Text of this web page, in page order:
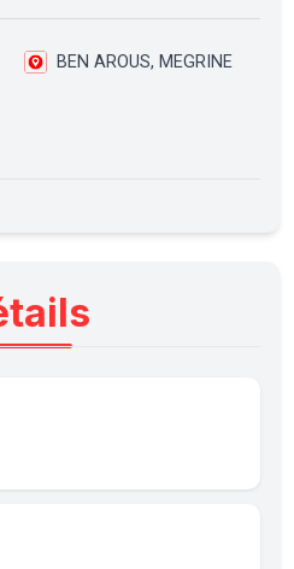
BEN AROUS, MEGRINE